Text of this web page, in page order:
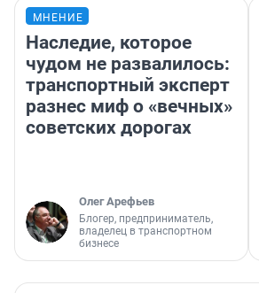
МНЕНИЕ
Наследие, которое
чудом не развалилось:
транспортный эксперт
разнес миф о «вечных»
советских дорогах
Олег Арефьев
Блогер, предприниматель,
владелец в транспортном
бизнесе